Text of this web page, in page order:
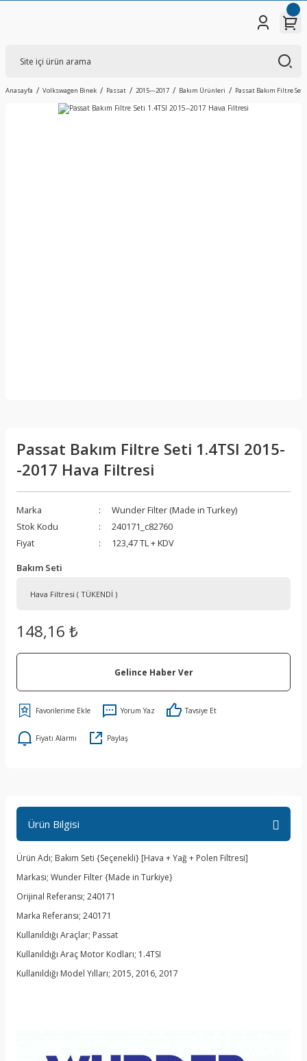
Anasayfa Volkswagen Binek Passat 2015---2017 Bakım Ürünleri Passat Bakım Filtre
Passat Bakım Filtre Seti 1.4TSI 2015-
-2017 Hava Filtresi
Marka
Wunder Filter (Made in Turkey)
Stok Kodu
240171_c82760
Fiyat
123,47 TL + KDV
Bakım Seti
148,16 ₺
Gelince Haber Ver
Yorum Yaz Tavsiye Et
Fiyatı Alarmı Paylaş
Ürün Bilgisi
Ürün Adı; Bakım Seti {Seçenekli} [Hava + Yağ + Polen Filtresi]
Markası; Wunder Filter {Made in Turkiye}
Orijinal Referansı; 240171
Marka Referansı; 240171
Kullanıldığı Araçlar; Passat
Kullanıldığı Araç Motor Kodları; 1.4TSI
Kullanıldığı Model Yılları; 2015, 2016, 2017